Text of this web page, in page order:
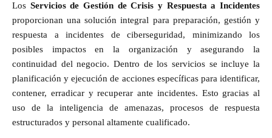
Los Servicios de Gestión de Crisis y Respuesta a Incidentes
proporcionan una solución integral para preparación, gestión y
respuesta a incidentes de ciberseguridad, minimizando los
posibles impactos en la organización y asegurando la
continuidad del negocio. Dentro de los servicios se incluye la
planificación y ejecución de acciones específicas para identificar,
contener, erradicar y recuperar ante incidentes. Esto gracias al
uso de la inteligencia de amenazas, procesos de respuesta
estructurados y personal altamente cualificado.